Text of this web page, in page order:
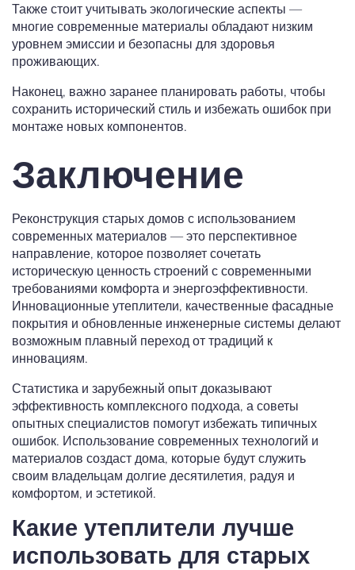
Также стоит учитывать экологические аспекты —
многие современные материалы обладают низким
уровнем эмиссии и безопасны для здоровья
проживающих.
Наконец, важно заранее планировать работы, чтобы
сохранить исторический стиль и избежать ошибок при
монтаже новых компонентов.
Заключение
Реконструкция старых домов с использованием
современных материалов — это перспективное
направление, которое позволяет сочетать
историческую ценность строений с современными
требованиями комфорта и энергоэффективности.
Инновационные утеплители, качественные фасадные
покрытия и обновленные инженерные системы делают
возможным плавный переход от традиций к
инновациям.
Статистика и зарубежный опыт доказывают
эффективность комплексного подхода, а советы
опытных специалистов помогут избежать типичных
ошибок. Использование современных технологий и
материалов создаст дома, которые будут служить
своим владельцам долгие десятилетия, радуя и
комфортом, и эстетикой.
Какие утеплители лучше
использовать для старых